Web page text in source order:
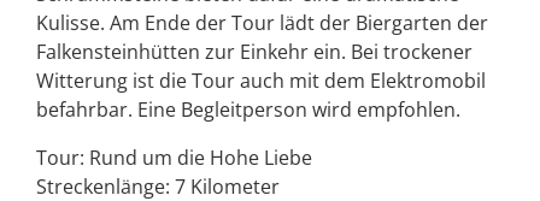
Kulisse. Am Ende der Tour lädt der Biergarten der
Falkensteinhütten zur Einkehr ein. Bei trockener
Witterung ist die Tour auch mit dem Elektromobil
befahrbar. Eine Begleitperson wird empfohlen.
Tour: Rund um die Hohe Liebe
Streckenlänge: 7 Kilometer